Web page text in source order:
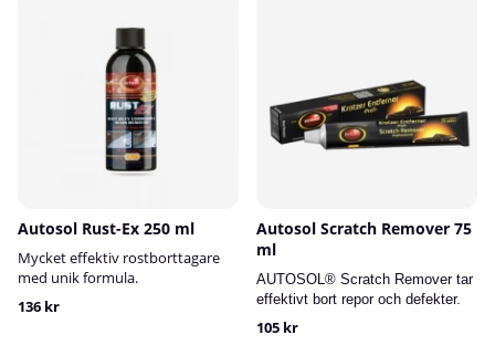
Autosol Rust-Ex 250 ml
Mycket effektiv rostborttagare
med unik formula.
136 kr
Autosol Scratch Remover 75
ml
AUTOSOL® Scratch Remover tar
effektivt bort repor och defekter.
105 kr